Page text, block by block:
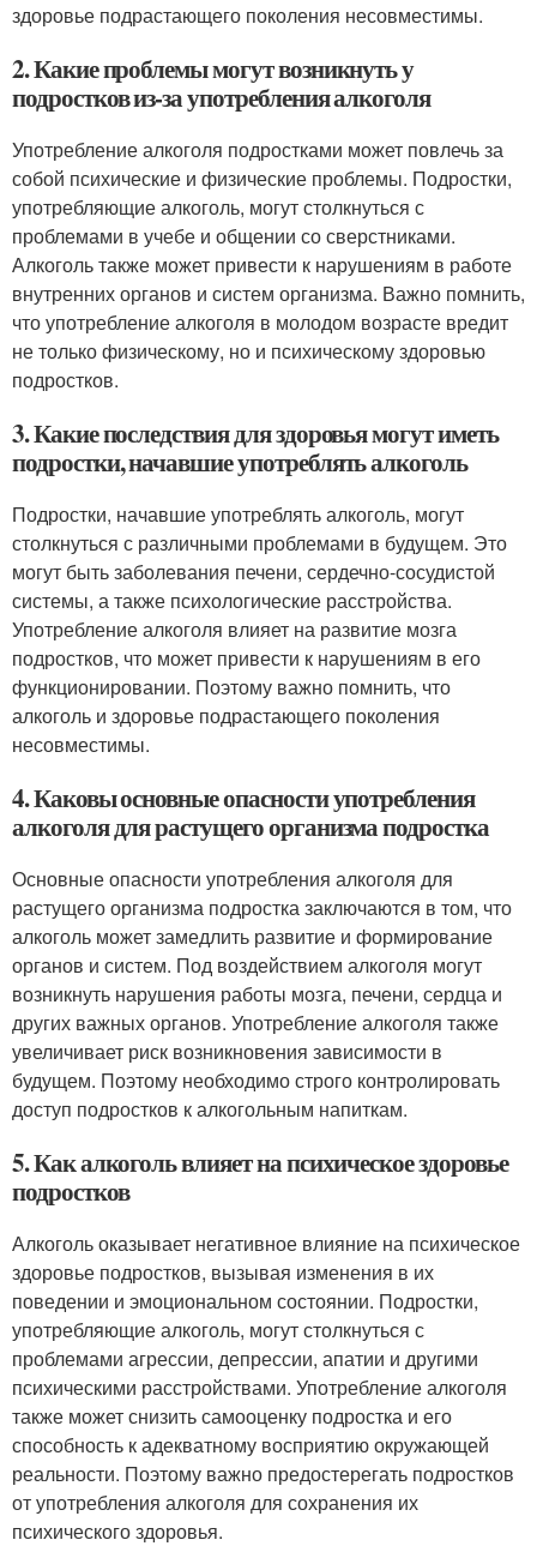
здоровье подрастающего поколения несовместимы.
2. Какие проблемы могут возникнуть у
подростков из-за употребления алкоголя
Употребление алкоголя подростками может повлечь за
собой психические и физические проблемы. Подростки,
употребляющие алкоголь, могут столкнуться с
проблемами в учебе и общении со сверстниками.
Алкоголь также может привести к нарушениям в работе
внутренних органов и систем организма. Важно помнить,
что употребление алкоголя в молодом возрасте вредит
не только физическому, но и психическому здоровью
подростков.
3. Какие последствия для здоровья могут иметь
подростки, начавшие употреблять алкоголь
Подростки, начавшие употреблять алкоголь, могут
столкнуться с различными проблемами в будущем. Это
могут быть заболевания печени, сердечно-сосудистой
системы, а также психологические расстройства.
Употребление алкоголя влияет на развитие мозга
подростков, что может привести к нарушениям в его
функционировании. Поэтому важно помнить, что
алкоголь и здоровье подрастающего поколения
несовместимы.
4. Каковы основные опасности употребления
алкоголя для растущего организма подростка
Основные опасности употребления алкоголя для
растущего организма подростка заключаются в том, что
алкоголь может замедлить развитие и формирование
органов и систем. Под воздействием алкоголя могут
возникнуть нарушения работы мозга, печени, сердца и
других важных органов. Употребление алкоголя также
увеличивает риск возникновения зависимости в
будущем. Поэтому необходимо строго контролировать
доступ подростков к алкогольным напиткам.
5. Как алкоголь влияет на психическое здоровье
подростков
Алкоголь оказывает негативное влияние на психическое
здоровье подростков, вызывая изменения в их
поведении и эмоциональном состоянии. Подростки,
употребляющие алкоголь, могут столкнуться с
проблемами агрессии, депрессии, апатии и другими
психическими расстройствами. Употребление алкоголя
также может снизить самооценку подростка и его
способность к адекватному восприятию окружающей
реальности. Поэтому важно предостерегать подростков
от употребления алкоголя для сохранения их
психического здоровья.